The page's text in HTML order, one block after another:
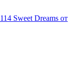
Sweet Dreams от